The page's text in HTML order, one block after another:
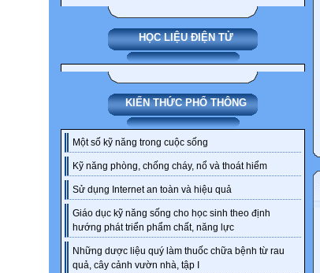
HỌC LIỆU ĐIỆN TỬ
KIẾN THỨC PHỔ THÔNG
Một số kỹ năng trong cuộc sống
Kỹ năng phòng, chống cháy, nổ và thoát hiểm
Sử dụng Internet an toàn và hiệu quả
Giáo dục kỹ năng sống cho học sinh theo định
hướng phát triển phẩm chất, năng lực
Những dược liệu quý làm thuốc chữa bệnh từ rau
quả, cây cảnh vườn nhà, tập I